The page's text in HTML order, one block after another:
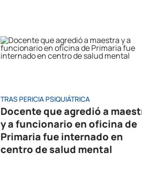
TRAS PERICIA PSIQUIÁTRICA
Docente que agredió a
y a funcionario en oficina de
Primaria fue internado en
centro de salud mental